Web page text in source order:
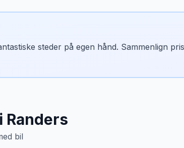
steder på egen hånd. Sammenlign
i Randers
bil